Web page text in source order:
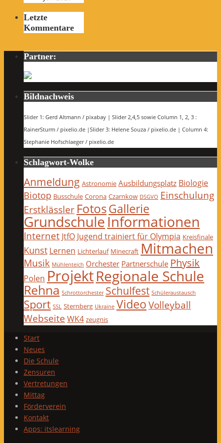
Letzte
Kommentare
Partner:
Bildnachweis
Slider 1: Gerd Altmann / pixabay | Slider 2,4,5 sowie Column 1, 2, 3 :
RainerSturm / pixelio.de |Slider 3: Helene Souza / pixelio.de | Column 4:
Stephanie Hofschlaeger / pixelio.de
Schlagwort-Wolke
Anmeldung Astronomie Ausbildungsplatz Biologie
Biotop Busschule Corona Czarnkow DSGVO Einschulung
Erstklässler FotosGallerie
GrundschuleInformationen
Internet JtfO Jugend trainiert für Olympia Kreisfinale
Kunst Lernen Lichterlauf Minecraft Mitmachen
Musik Mühlenteich Orchester Partnerschule Physik
Polen ProjektRegionale Schule
Rehna Schrottorchester Schulfest Schüleraustausch
Sport SSL Sternberg Ukraine VideoVolleyball
Webseite WK4 zeugnis
Start
Neues
Die Schule
Zensuren
Vertretungen
Mittag
Förderverein
Kontakt
Apps: itslearning